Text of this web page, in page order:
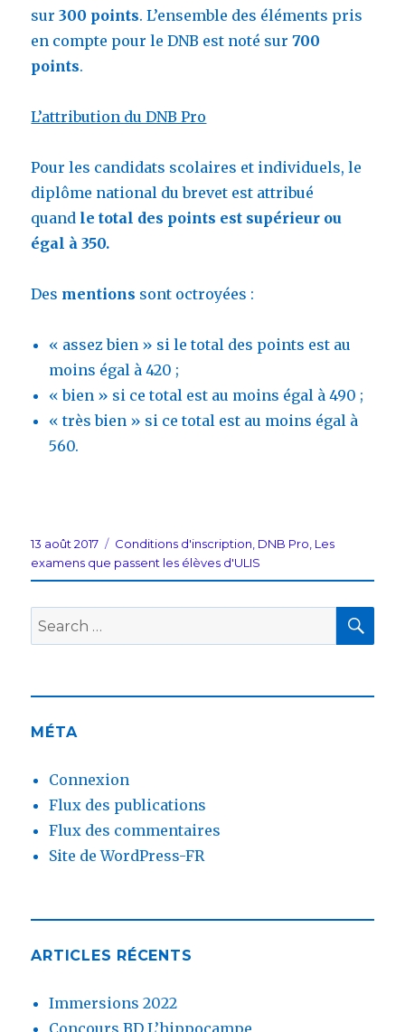
sur300 points. L’ensemble des éléments pris
en compte pour le DNB est noté sur700
points.
L’attribution du DNB Pro
Pour les candidats scolaires et individuels, le
diplôme national du brevet est attribué
quand le total des points est supérieur ou
égal à 350.
Des mentions sont octroyées :
« assez bien » si le total des points est au
moins égal à 420 ;
« bien » si ce total est au moins égal à 490 ;
« très bien » si ce total est au moins égal à
560.
Posted
on
13 août 2017 Categories
Conditions d'inscription DNB Pro Les
examens que passent les élèves d'ULIS
Search
for:
MÉTA
Connexion
Flux des publications
Flux des commentaires
Site de WordPress-FR
ARTICLES RÉCENTS
Immersions 2022
Concours BD L’hippocampe